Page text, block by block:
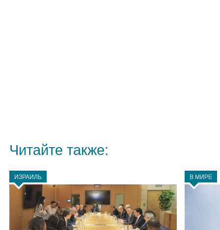
Читайте также:
ИЗРАИЛЬ В МИРЕ